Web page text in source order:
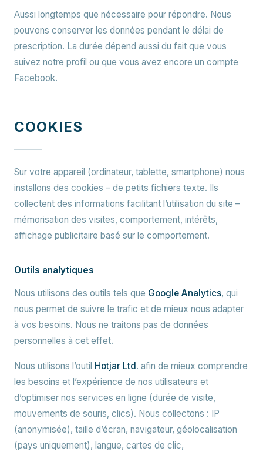
Aussi longtemps que nécessaire pour répondre. Nous
pouvons conserver les données pendant le délai de
prescription. La durée dépend aussi du fait que vous
suivez notre profil ou que vous avez encore un compte
Facebook.
COOKIES
Sur votre appareil (ordinateur, tablette, smartphone) nous
installons des cookies – de petits fichiers texte. Ils
collectent des informations facilitant l’utilisation du site –
mémorisation des visites, comportement, intérêts,
affichage publicitaire basé sur le comportement.
Outils analytiques
Nous utilisons des outils tels que Google Analytics, qui
nous permet de suivre le trafic et de mieux nous adapter
à vos besoins. Nous ne traitons pas de données
personnelles à cet effet.
Nous utilisons l’outil Hotjar Ltd. afin de mieux comprendre
les besoins et l’expérience de nos utilisateurs et
d’optimiser nos services en ligne (durée de visite,
mouvements de souris, clics). Nous collectons : IP
(anonymisée), taille d’écran, navigateur, géolocalisation
(pays uniquement), langue, cartes de clic,